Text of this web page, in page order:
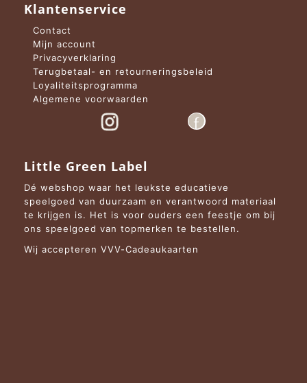
Klantenservice
Contact
Mijn account
Privacyverklaring
Terugbetaal- en retourneringsbeleid
Loyaliteitsprogramma
Algemene voorwaarden
Little Green Label
Dé webshop waar het leukste educatieve
speelgoed van duurzaam en verantwoord materiaal
te krijgen is. Het is voor ouders een feestje om bij
ons speelgoed van topmerken te bestellen.
Wij accepteren VVV-Cadeaukaarten